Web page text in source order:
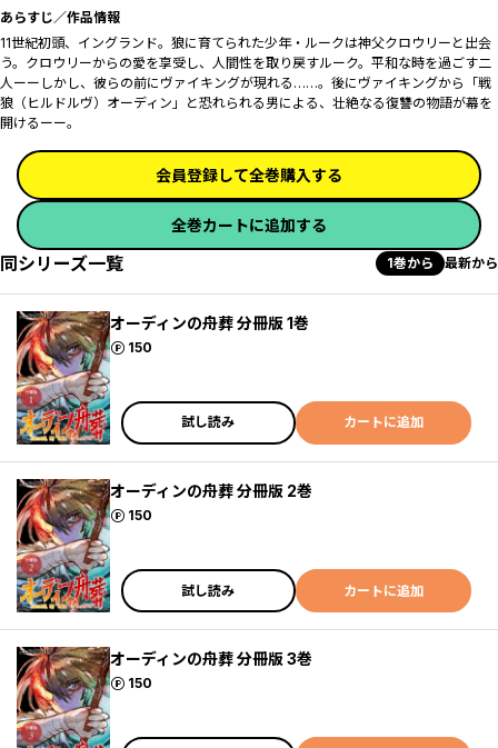
あらすじ／作品情報
11世紀初頭、イングランド。狼に育てられた少年・ルークは神父クロウリーと出会
う。クロウリーからの愛を享受し、人間性を取り戻すルーク。平和な時を過ごす二
人ーーしかし、彼らの前にヴァイキングが現れる……。後にヴァイキングから「戦
狼（ヒルドルヴ）オーディン」と恐れられる男による、壮絶なる復讐の物語が幕を
開けるーー。
会員登録して全巻購入する
全巻カートに追加する
同シリーズ一覧 1巻から 最新から
オーディンの舟葬 分冊版 1巻
150
ポイント
試し読み カートに追加
オーディンの舟葬 分冊版 2巻
150
ポイント
試し読み カートに追加
オーディンの舟葬 分冊版 3巻
150
ポイント